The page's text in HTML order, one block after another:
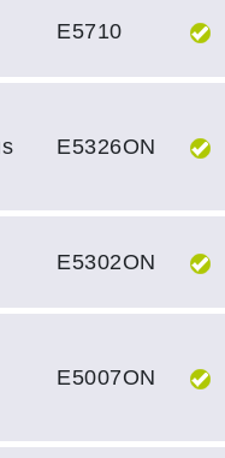
E5710
E5326ON
E5302ON
E5007ON